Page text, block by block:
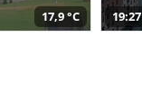
17,9 °C 19:27